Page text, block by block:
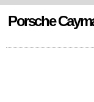
Porsche